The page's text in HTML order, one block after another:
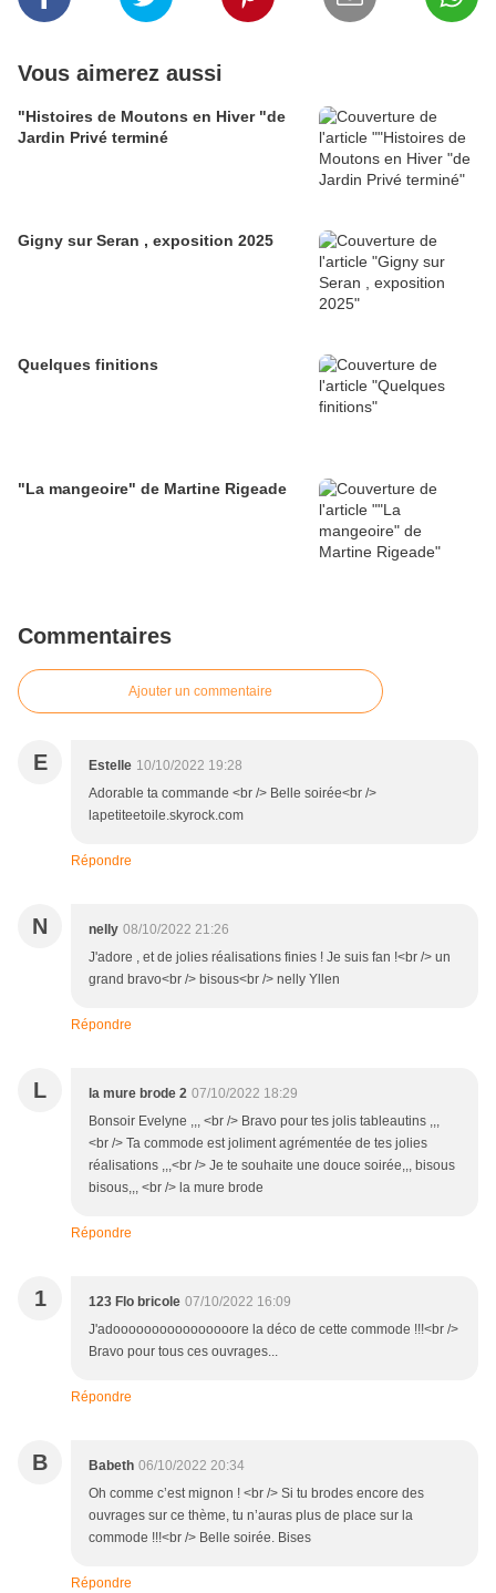
Vous aimerez aussi
"Histoires de Moutons en Hiver "de
Jardin Privé terminé
Gigny sur Seran , exposition 2025
Quelques finitions
"La mangeoire" de Martine Rigeade
Commentaires
Ajouter un commentaire
E Estelle 10/10/2022 19:28
Adorable ta commande <br /> Belle soirée<br />
lapetiteetoile.skyrock.com
Répondre
N nelly 08/10/2022 21:26
J'adore , et de jolies réalisations finies ! Je suis fan !<br /> un
grand bravo<br /> bisous<br /> nelly Yllen
Répondre
L la mure brode 2 07/10/2022 18:29
Bonsoir Evelyne ,,, <br /> Bravo pour tes jolis tableautins ,,,
<br /> Ta commode est joliment agrémentée de tes jolies
réalisations ,,,<br /> Je te souhaite une douce soirée,,, bisous
bisous,,, <br /> la mure brode
Répondre
1 123 Flo bricole 07/10/2022 16:09
J'adoooooooooooooooore la déco de cette commode !!!<br />
Bravo pour tous ces ouvrages...
Répondre
B Babeth 06/10/2022 20:34
Oh comme c’est mignon ! <br /> Si tu brodes encore des
ouvrages sur ce thème, tu n’auras plus de place sur la
commode !!!<br /> Belle soirée. Bises
Répondre